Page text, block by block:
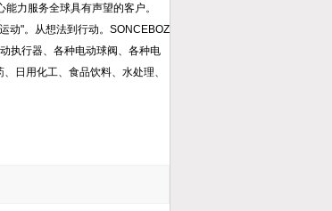
力服务全球具有声望的客户。
动"。从想法到行动。SONCEBOZ
执行器、各种电动球阀、各种电
日用化工、食品饮料、水处理、